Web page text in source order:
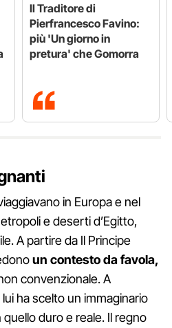
Il Traditore di
Pierfrancesco Favino:
più 'Un giorno in
pretura' che Gomorra
in Europa e nel
e deserti d’Egitto,
A partire da Il Principe
un contesto dafavola,
convenzionale. A
ha scelto un immaginario
duro e reale. Il regno